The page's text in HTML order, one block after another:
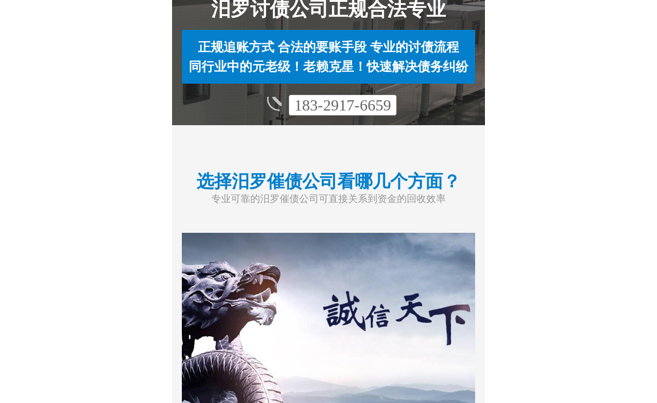
汨罗讨债公司正规合法专业
正规追账方式 合法的要账手段 专业的讨债流程
同行业中的元老级！老赖克星！快速解决债务纠纷
183-2917-6659
选择汨罗催债公司看哪几个方面？
专业可靠的汨罗催债公司可直接关系到资金的回收效率